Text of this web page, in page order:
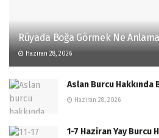
Rüyada Boğa Görmek Ne
Haziran 28, 2026
Aslan Burcu
Haziran 28, 2026
1-7 Haziran Yay Burcu